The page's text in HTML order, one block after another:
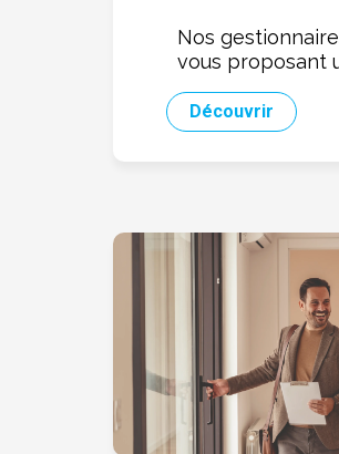
Nos
vous proposant
Découvrir